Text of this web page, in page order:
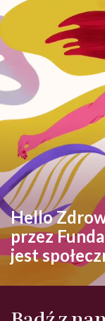
Hello
przez
jest